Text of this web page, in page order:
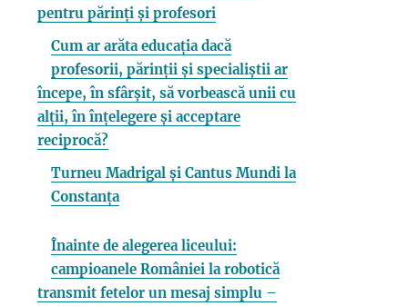
pentru părinți și profesori
Cum ar arăta educația dacă
profesorii, părinții și specialiștii ar
începe, în sfârșit, să vorbească unii cu
alții, în înțelegere și acceptare
reciprocă?
Turneu Madrigal și Cantus Mundi la
Constanța
Înainte de alegerea liceului:
campioanele României la robotică
transmit fetelor un mesaj simplu –